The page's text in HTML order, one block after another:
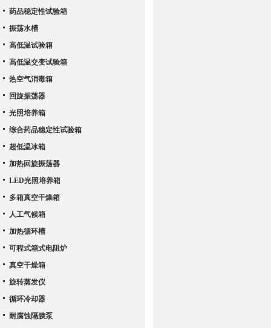
药品稳定性试验箱
振荡水槽
高低温试验箱
高低温交变试验箱
热空气消毒箱
回旋振荡器
光照培养箱
综合药品稳定性试验箱
超低温冰箱
加热回旋振荡器
LED光照培养箱
多箱真空干燥箱
人工气候箱
加热循环槽
可程式箱式电阻炉
真空干燥箱
旋转蒸发仪
循环冷却器
耐腐蚀隔膜泵